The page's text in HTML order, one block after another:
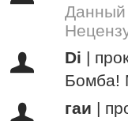
Данный
Di |
Бомба!
гаи |